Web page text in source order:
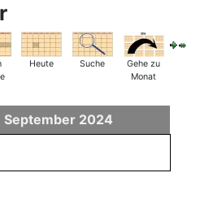
Heute Suche
Gehe zu
Monat
September 2024